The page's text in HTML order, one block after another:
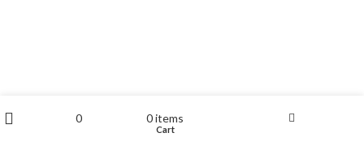
0 0items
Cart